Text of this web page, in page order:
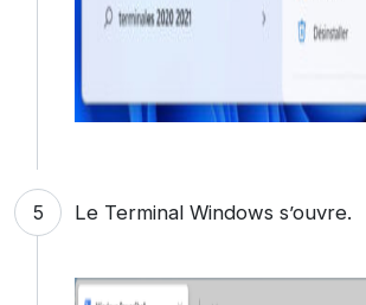
Le Terminal Windows s’ouvre.